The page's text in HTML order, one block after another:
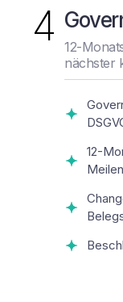
4
12-
nächster
12-